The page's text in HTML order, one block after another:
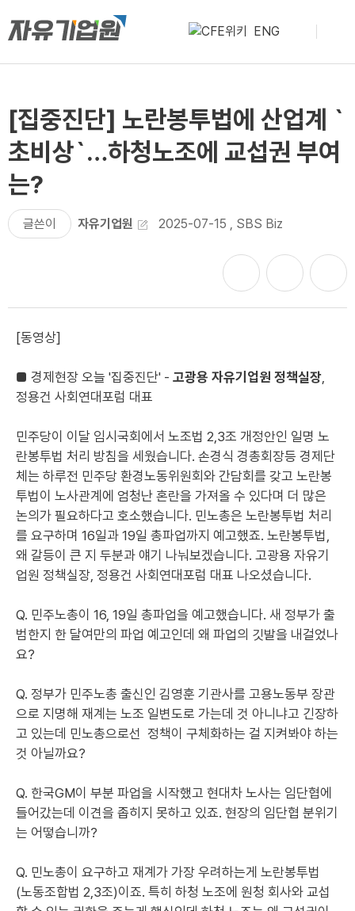
ENG
[집중진단] 노란봉투법에 산업계 `
초비상`…하청노조에 교섭권 부여
는?
글쓴이 자유기업원 2025-07-15 , SBS Biz
[동영상]
■ 경제현장 오늘 '집중진단' - 고광용 자유기업원 정책실장,
정용건 사회연대포럼 대표
민주당이 이달 임시국회에서 노조법 2,3조 개정안인 일명 노
란봉투법 처리 방침을 세웠습니다. 손경식 경총회장등 경제단
체는 하루전 민주당 환경노동위원회와 간담회를 갖고 노란봉
투법이 노사관계에 엄청난 혼란을 가져올 수 있다며 더 많은
논의가 필요하다고 호소했습니다. 민노총은 노란봉투법 처리
를 요구하며 16일과 19일 총파업까지 예고했죠. 노란봉투법,
왜 갈등이 큰 지 두분과 얘기 나눠보겠습니다. 고광용 자유기
업원 정책실장, 정용건 사회연대포럼 대표 나오셨습니다.
Q. 민주노총이 16, 19일 총파업을 예고했습니다. 새 정부가 출
범한지 한 달여만의 파업 예고인데 왜 파업의 깃발을 내걸었나
요?
Q. 정부가 민주노총 출신인 김영훈 기관사를 고용노동부 장관
으로 지명해 재계는 노조 일변도로 가는데 것 아니냐고 긴장하
고 있는데 민노총으로선 정책이 구체화하는 걸 지켜봐야 하는
것 아닐까요?
Q. 한국GM이 부분 파업을 시작했고 현대차 노사는 임단협에
들어갔는데 이견을 좁히지 못하고 있죠. 현장의 임단협 분위기
는 어떻습니까?
Q. 민노총이 요구하고 재계가 가장 우려하는게 노란봉투법
(노동조합법 2,3조)이죠. 특히 하청 노조에 원청 회사와 교섭